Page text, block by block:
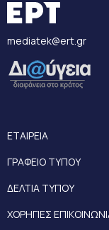
mediatek@ert.gr
ΕΤΑΙΡΕΙΑ
ΓΡΑΦΕΙΟ ΤΥΠΟΥ
ΔΕΛΤΙΑ ΤΥΠΟΥ
ΧΟΡΗΓΙΕΣ